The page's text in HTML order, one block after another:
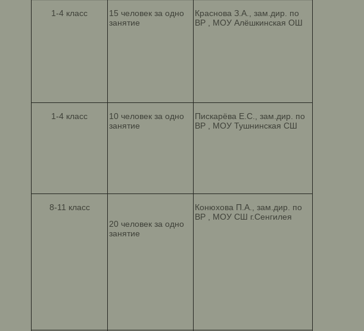
1-4 класс
15 человек за одно
занятие
Краснова З.А., зам.дир. по
ВР , МОУ Алёшкинская ОШ
1-4 класс
10 человек за одно
занятие
Пискарёва Е.С., зам.дир. по
ВР , МОУ Тушнинская СШ
8-11 класс
20 человек за одно
занятие
Конюхова П.А., зам.дир. по
ВР , МОУ СШ г.Сенгилея